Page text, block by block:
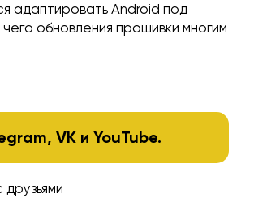
адаптировать Android под
обновления прошивки многим
,VK иYouTube.